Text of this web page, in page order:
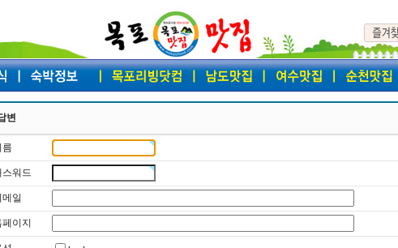
변
름
스워드
메일
페이지